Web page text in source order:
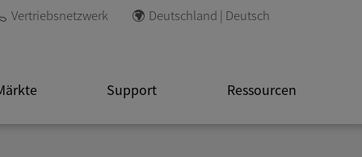
Vertriebsnetzwerk Deutschland | Deutsch
Support Ressourcen